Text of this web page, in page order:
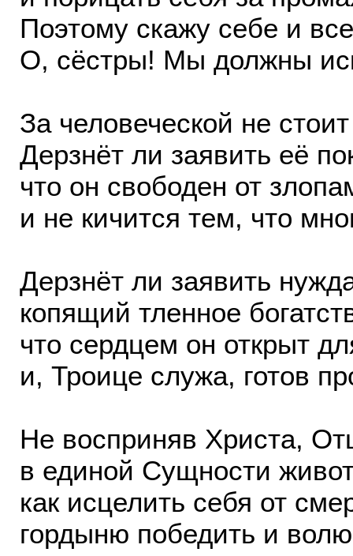
Поэтому скажу себе и
О, сёстры! Мы должны
За человеческой не
Дерзнёт ли заявить её
что он свободен от
и не кичится тем, что
Дерзнёт ли заявить
копящий тленное
что сердцем он открыт
и, Троице служа, готов
Не восприняв Христа,
в единой Сущности
как исцелить себя от
гордыню победить и